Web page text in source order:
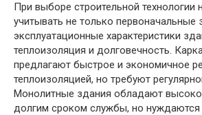
При выборе строительной технологии
учитывать не только первоначальные
эксплуатационные характеристики
теплоизоляция и долговечность.
предлагают быстрое и экономичное
теплоизоляцией, но требуют
Монолитные здания обладают
долгим сроком службы, но